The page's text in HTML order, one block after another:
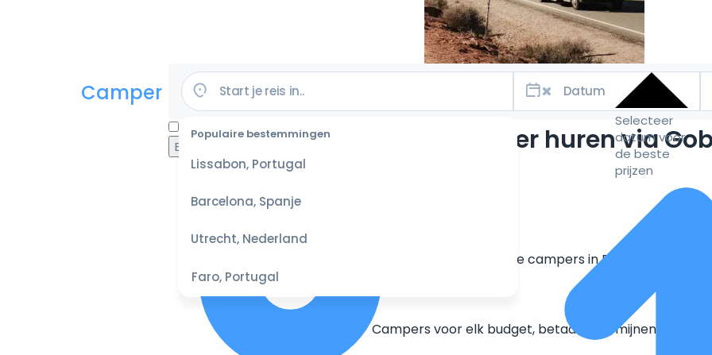
Populaire bestemmingen
Lissabon, Portugal
Barcelona, Spanje
Utrecht, Nederland
Faro, Portugal
Selecteer
datum voor
de beste
prijzen
Camper huren in de VS
Waarom een camper huren via
Grootste aanbod unieke campers in Europa
Campers voor elk budget, betaal in termijnen